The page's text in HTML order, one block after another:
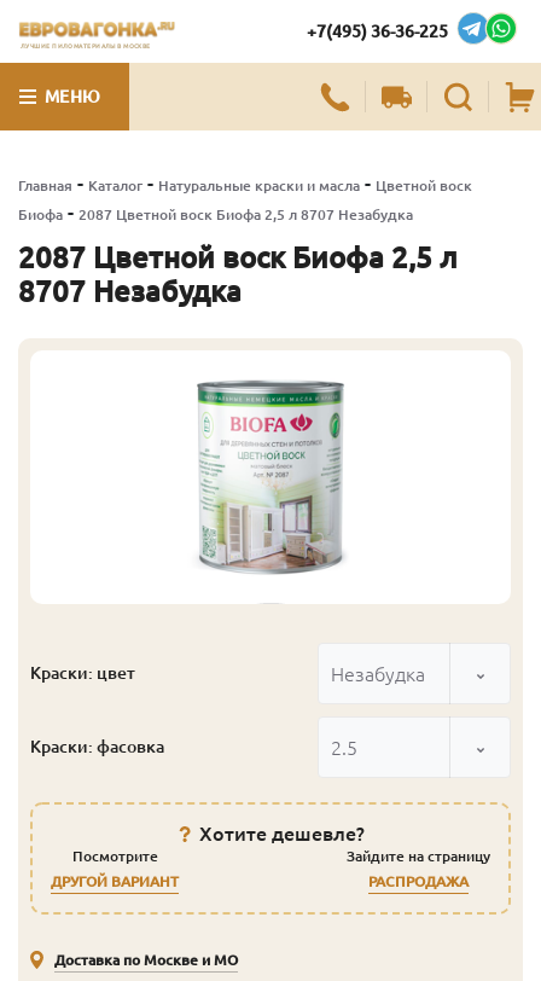
ЛУЧШИЕ ПИЛОМАТЕРИАЛЫ В МОСКВЕ
+7(495) 36-36-225
МЕНЮ
Главная - Каталог - Натуральные краски и масла - Цветной воск
Биофа - 2087 Цветной воск Биофа 2,5 л 8707 Незабудка
2087 Цветной воск Биофа 2,5 л
8707 Незабудка
Краски: цвет Незабудка
Краски: фасовка 2.5
Хотите дешевле?
Посмотрите
ДРУГОЙ ВАРИАНТ
Зайдите на страницу
РАСПРОДАЖА
Доставка по Москве и МО